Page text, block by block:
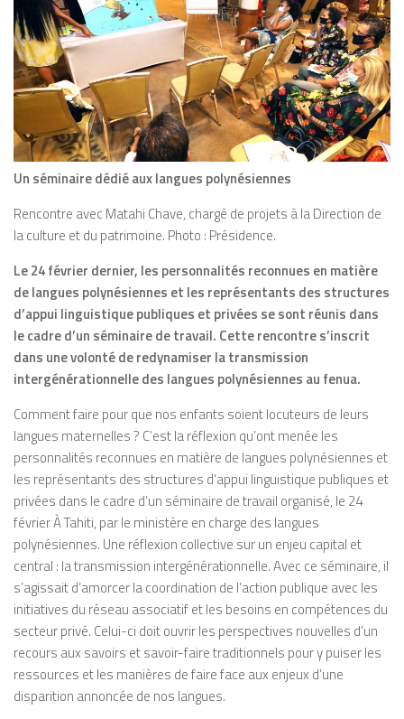
Un séminaire dédié aux langues polynésiennes
Rencontre avec Matahi Chave, chargé de projets à la Direction de
la culture et du patrimoine. Photo : Présidence.
Le 24 février dernier, les personnalités reconnues en matière
de langues polynésiennes et les représentants des structures
d’appui linguistique publiques et privées se sont réunis dans
le cadre d’un séminaire de travail. Cette rencontre s’inscrit
dans une volonté de redynamiser la transmission
intergénérationnelle des langues polynésiennes au fenua.
Comment faire pour que nos enfants soient locuteurs de leurs
langues maternelles ? C’est la réflexion qu’ont menée les
personnalités reconnues en matière de langues polynésiennes et
les représentants des structures d’appui linguistique publiques et
privées dans le cadre d’un séminaire de travail organisé, le 24
février À Tahiti, par le ministère en charge des langues
polynésiennes. Une réflexion collective sur un enjeu capital et
central : la transmission intergénérationnelle. Avec ce séminaire, il
s’agissait d’amorcer la coordination de l’action publique avec les
initiatives du réseau associatif et les besoins en compétences du
secteur privé. Celui-ci doit ouvrir les perspectives nouvelles d’un
recours aux savoirs et savoir-faire traditionnels pour y puiser les
ressources et les manières de faire face aux enjeux d’une
disparition annoncée de nos langues.